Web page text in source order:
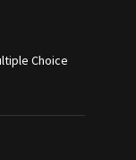
Choice